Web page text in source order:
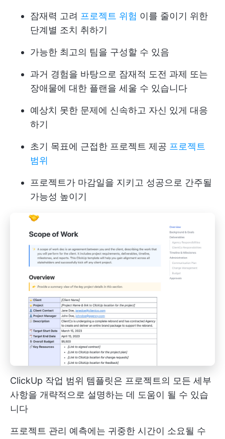
잠재력 고려 프로젝트 위험 이를 줄이기 위한
단계별 조치 취하기
가능한 최고의 팀을 구성할 수 있음
과거 경험을 바탕으로 잠재적 도전 과제 또는
장애물에 대한 플랜을 세울 수 있습니다
예상치 못한 문제에 신속하고 자신 있게 대응
하기
초기 목표에 근접한 프로젝트 제공 프로젝트
범위
프로젝트가 마감일을 지키고 성공으로 간주될
가능성 높이기
ClickUp 작업 범위 템플릿은 프로젝트의 모든 세부
사항을 개략적으로 설명하는 데 도움이 될 수 있습
니다
프로젝트 관리 예측에는 귀중한 시간이 소요될 수